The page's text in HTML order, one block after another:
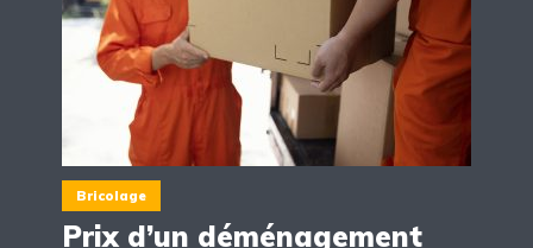
Bricolage
Prix d’un déménagement